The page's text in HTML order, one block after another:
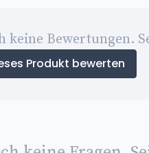
keine Bewertungen.
Produkt bewerten